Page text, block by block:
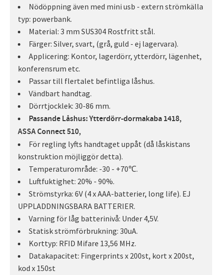
Nödöppning även med mini usb - extern strömkälla
typ: powerbank.
Material: 3 mm SUS304 Rostfritt stål.
Färger: Silver, svart, (grå, guld - ej lagervara).
Applicering: Kontor, lagerdörr, ytterdörr, lägenhet,
konferensrum etc.
Passar till flertalet befintliga låshus.
Vändbart handtag.
Dörrtjocklek: 30-86 mm.
Passande Låshus: Ytterdörr-dormakaba 1418,
ASSA Connect 510,
För regling lyfts handtaget uppåt (då låskistans
konstruktion möjliggör detta).
Temperaturområde: -30 - +70℃.
Luftfuktighet: 20% - 90%.
Strömstyrka: 6V (4 x AAA-batterier, long life). EJ
UPPLADDNINGSBARA BATTERIER.
Varning för låg batterinivå: Under 4,5V.
Statisk strömförbrukning: 30uA.
Korttyp: RFID Mifare 13,56 MHz.
Datakapacitet: Fingerprints x 200st, kort x 200st,
kod x 150st